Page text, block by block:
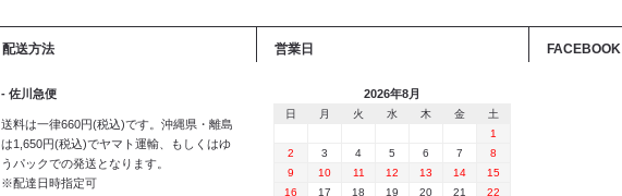
配送方法
- 佐川急便
送料は一律660円(税込)です。沖縄県・離島
は1,650円(税込)でヤマト運輸、もしくはゆ
うパックでの発送となります。
※配達日時指定可
営業日
2026年8月
日 月 火 水 木 金
土
1
2
3 4 5 6 7
8
9
10 11 12 13 14
15
16
17 18 19 20 21 22
FACEBOOK